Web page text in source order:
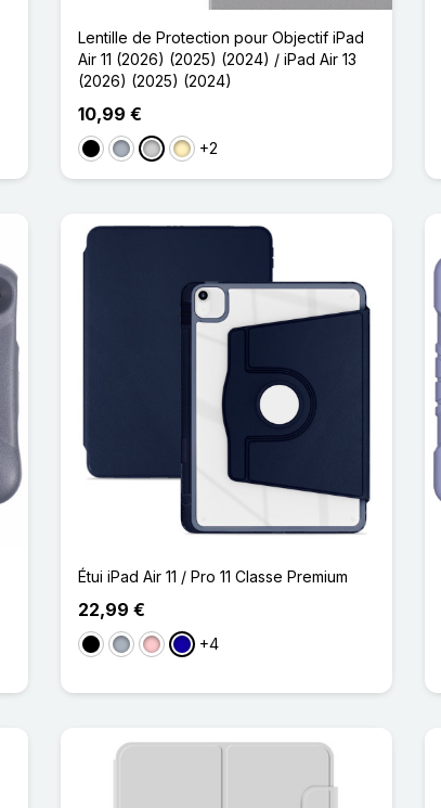
Lentille de Protection pour Objectif iPad
Air 11 (2026) (2025) (2024) / iPad Air 13
(2026) (2025) (2024)
10,99 €
NoirGris Argenté
Doré+2
Étui iPad Air 11 / Pro 11 Classe Premium
22,99 €
NoirGris RoseBleu Foncé
+4